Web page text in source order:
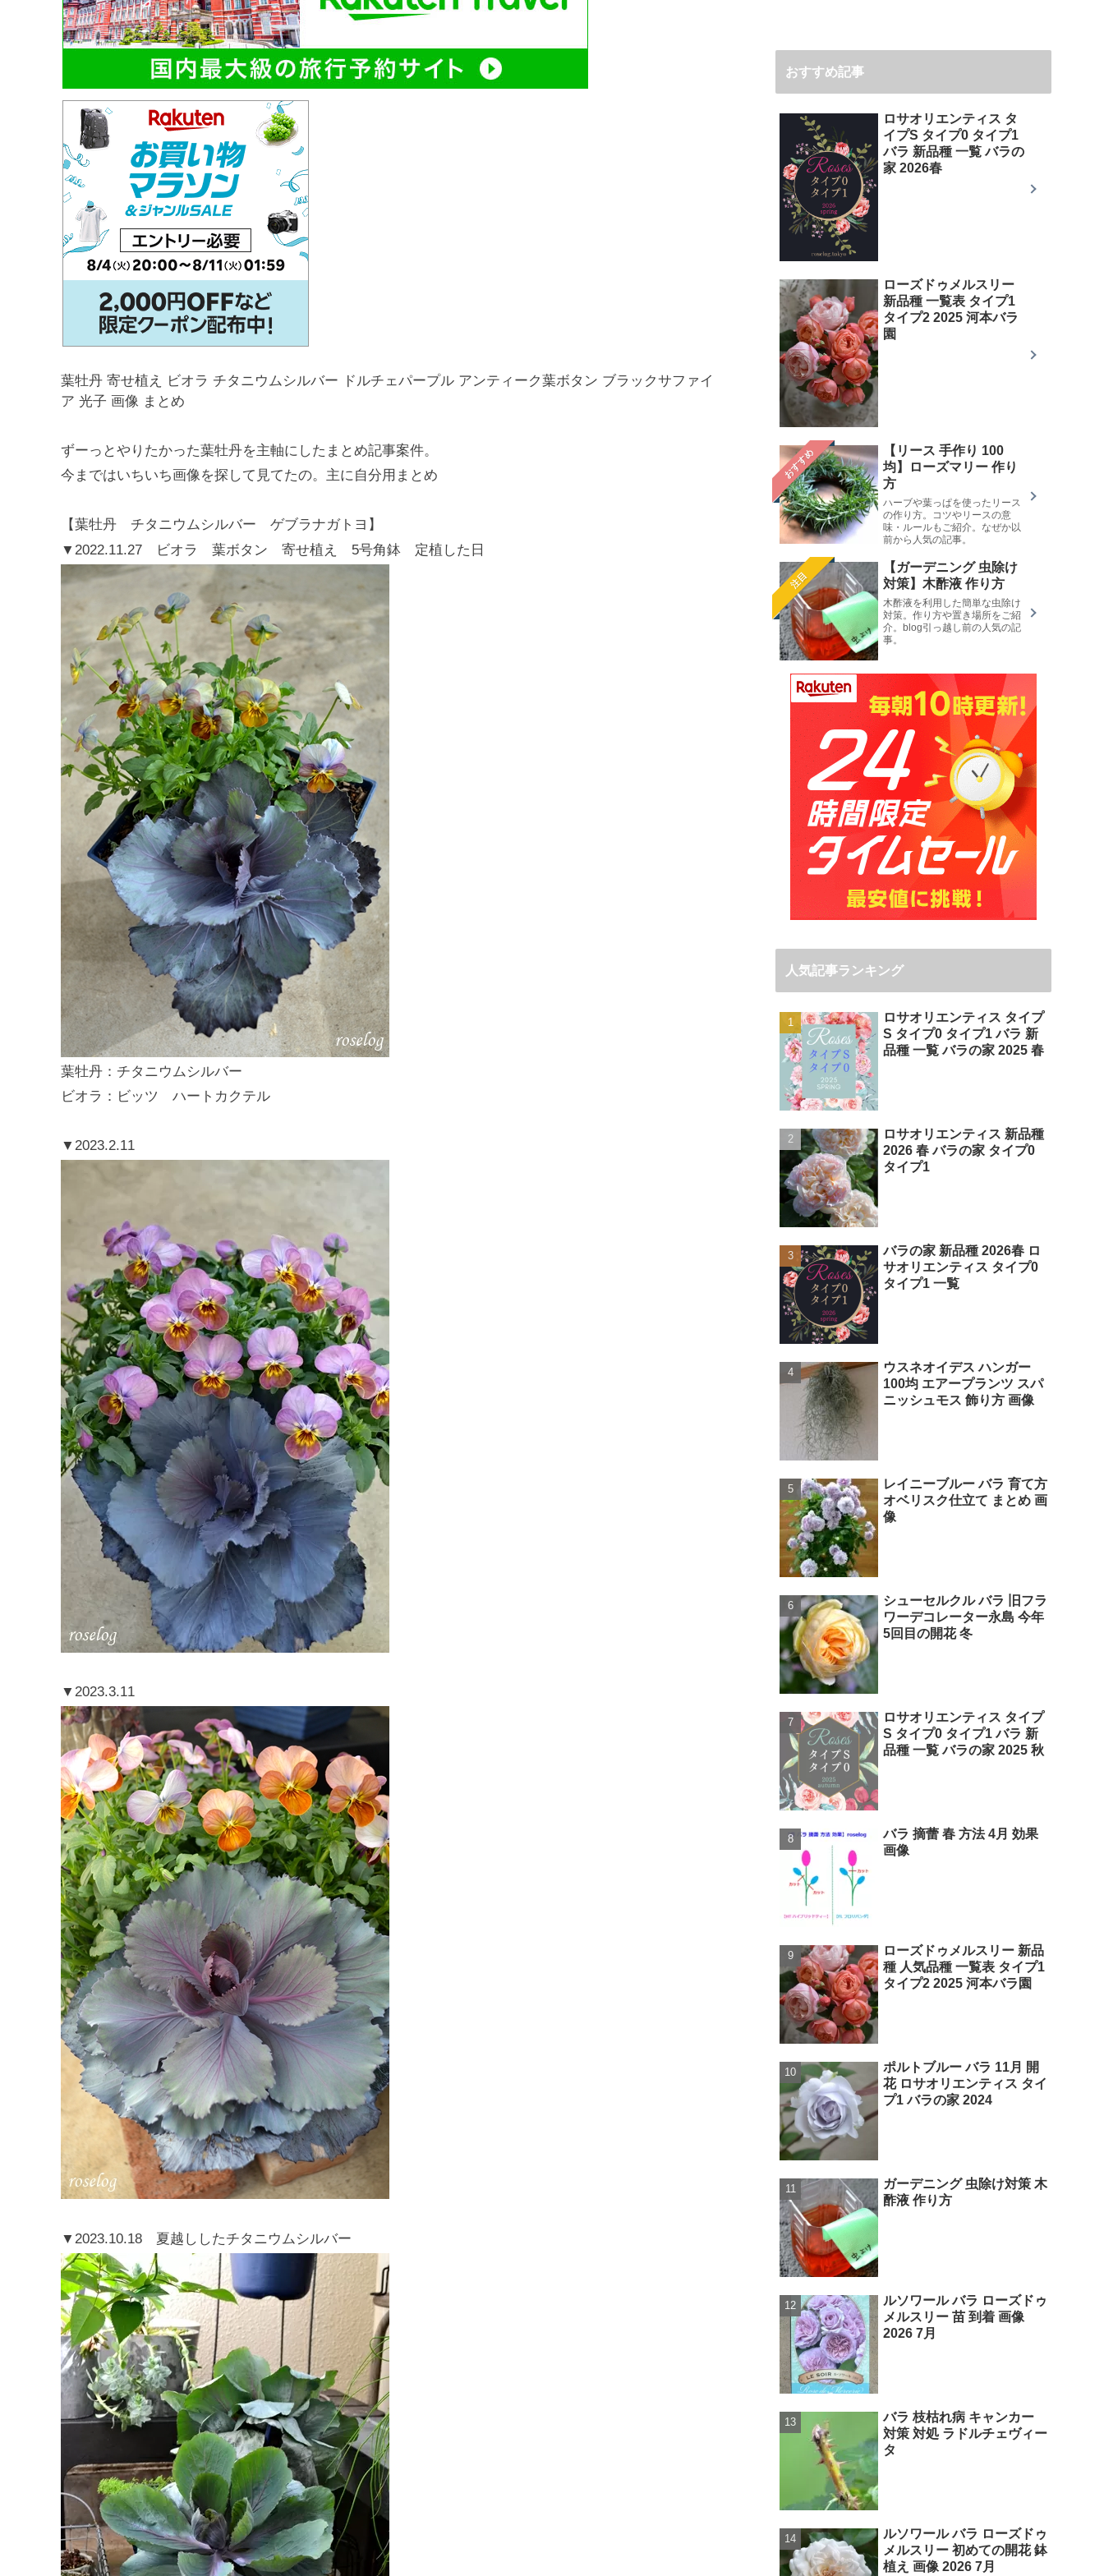
葉牡丹 寄せ植え ビオラ チタニウムシルバー ドルチェパープル アンティーク葉ボタン ブラックサファイ
ア 光子 画像 まとめ
ずーっとやりたかった葉牡丹を主軸にしたまとめ記事案件。
今まではいちいち画像を探して見てたの。主に自分用まとめ
【葉牡丹 チタニウムシルバー ゲブラナガトヨ】
▼2022.11.27 ビオラ 葉ボタン 寄せ植え 5号角鉢 定植した日
葉牡丹：チタニウムシルバー
ビオラ：ビッツ ハートカクテル
▼2023.2.11
▼2023.3.11
▼2023.10.18 夏越ししたチタニウムシルバー
おすすめ記事
ロサオリエンティス タ
イプS タイプ0 タイプ1
バラ 新品種 一覧 バラの
家 2026春
ローズドゥメルスリー
新品種 一覧表 タイプ1
タイプ2 2025 河本バラ
園
おすすめ
【リース 手作り 100
均】ローズマリー 作り
方
ハーブや葉っぱを使ったリース
の作り方。コツやリースの意
味・ルールもご紹介。なぜか以
前から人気の記事。
注目
【ガーデニング 虫除け
対策】木酢液 作り方
木酢液を利用した簡単な虫除け
対策。作り方や置き場所をご紹
介。blog引っ越し前の人気の記
事。
人気記事ランキング
ロサオリエンティス タイプ
S タイプ0 タイプ1 バラ 新
品種 一覧 バラの家 2025 春
ロサオリエンティス 新品種
2026 春 バラの家 タイプ0
タイプ1
バラの家 新品種 2026春 ロ
サオリエンティス タイプ0
タイプ1 一覧
ウスネオイデス ハンガー
100均 エアープランツ スパ
ニッシュモス 飾り方 画像
レイニーブルー バラ 育て方
オベリスク仕立て まとめ 画
像
シューセルクル バラ 旧フラ
ワーデコレーター永島 今年
5回目の開花 冬
ロサオリエンティス タイプ
S タイプ0 タイプ1 バラ 新
品種 一覧 バラの家 2025 秋
バラ 摘蕾 春 方法 4月 効果
画像
ローズドゥメルスリー 新品
種 人気品種 一覧表 タイプ1
タイプ2 2025 河本バラ園
ポルトブルー バラ 11月 開
花 ロサオリエンティス タイ
プ1 バラの家 2024
ガーデニング 虫除け対策 木
酢液 作り方
ルソワール バラ ローズドゥ
メルスリー 苗 到着 画像
2026 7月
バラ 枝枯れ病 キャンカー
対策 対処 ラドルチェヴィー
タ
ルソワール バラ ローズドゥ
メルスリー 初めての開花 鉢
植え 画像 2026 7月